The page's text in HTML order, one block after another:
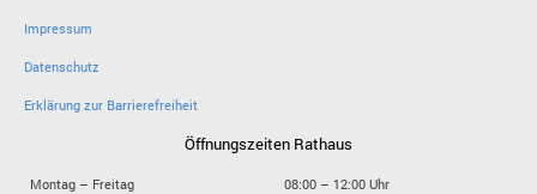
Impressum
Datenschutz
Erklärung zur Barrierefreiheit
Öffnungszeiten Rathaus
Montag – Freitag
08:00 – 12:00 Uhr